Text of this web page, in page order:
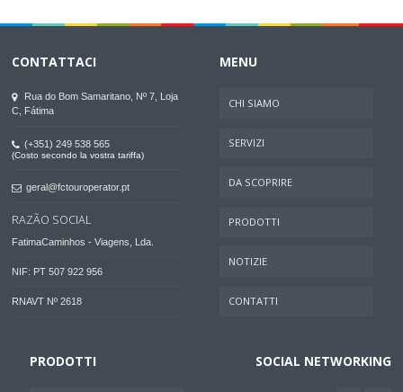
CONTATTACI
Rua do Bom Samaritano, Nº 7, Loja
C, Fátima
(+351) 249 538 565
(Costo secondo la vostra tariffa)
geral@fctouroperator.pt
RAZÃO SOCIAL
FatimaCaminhos - Viagens, Lda.
NIF: PT 507 922 956
RNAVT Nº 2618
MENU
CHI SIAMO
SERVIZI
DA SCOPRIRE
PRODOTTI
NOTIZIE
CONTATTI
PRODOTTI SOCIAL NETWORKING